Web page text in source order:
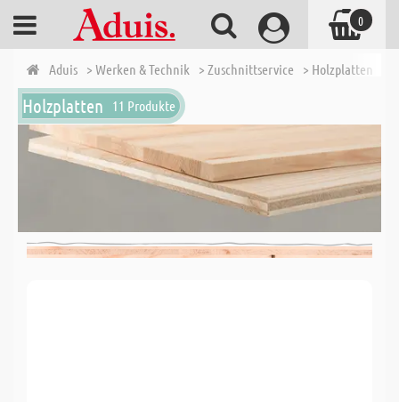
Aduis > Werken & Technik > Zuschnittservice > Holzplatten
Holzplatten 11 Produkte
0